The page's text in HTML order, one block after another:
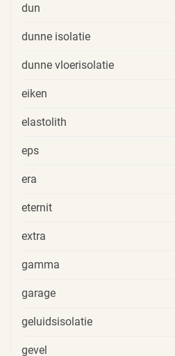
dun
dunne isolatie
dunne vloerisolatie
eiken
elastolith
eps
era
eternit
extra
gamma
garage
geluidsisolatie
gevel